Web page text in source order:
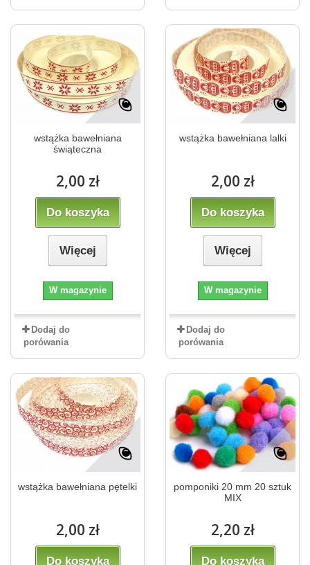
wstążka bawełniana
świąteczna
2,00 zł
Do koszyka
Więcej
W magazynie
Dodaj do
porówania
wstążka bawełniana lalki
2,00 zł
Do koszyka
Więcej
W magazynie
Dodaj do
porówania
wstążka bawełniana pętelki
2,00 zł
Do koszyka
pomponiki 20 mm 20 sztuk
MIX
2,20 zł
Do koszyka